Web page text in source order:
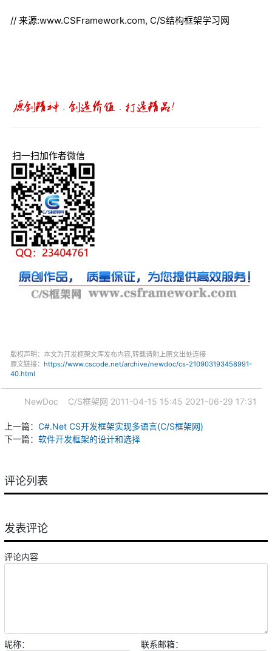
// 来源:www.CSFramework.com, C/S结构框架学习网
扫一扫加作者微信
版权声明：本文为开发框架文库发布内容,转载请附上原文出处连接
原文链接： https://www.cscode.net/archive/newdoc/cs-210903193458991-
40.html
NewDoc C/S框架网 2011-04-15 15:45 2021-06-29 17:31
上一篇： C#.Net CS开发框架实现多语言(C/S框架网)
下一篇： 软件开发框架的设计和选择
评论列表
发表评论
评论内容
昵称： 联系邮箱：